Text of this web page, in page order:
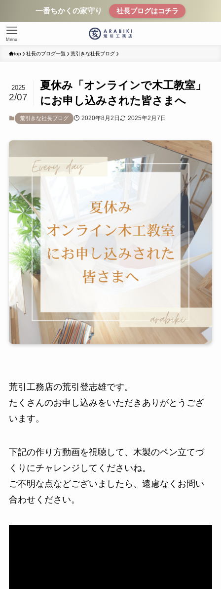
一番ちかくの家守り 社長ブログはコチラ
Menu
top 社長のブログ一覧 荒引きな社長ブログ
夏休み「オンラインで木工教室」
にお申し込みされた皆さまへ
2025
2/07
荒引きな社長ブログ 2020年8月2日 2025年2月7日
荒引工務店の荒引登志雄です。
たくさんのお申し込みをいただきありがとうござ
います。
下記の作り方動画を視聴して、木製のペン立てづ
くりにチャレンジしてくださいね。
ご不明な点などございましたら、遠慮なくお問い
合わせください。